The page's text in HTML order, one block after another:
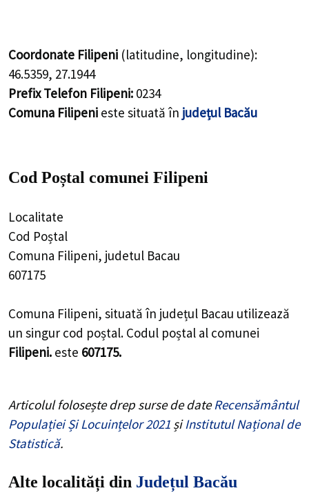
Coordonate Filipeni (latitudine, longitudine):
46.5359, 27.1944
Prefix Telefon Filipeni: 0234
Comuna Filipeni este situată în județul Bacău
Cod Poștal comunei Filipeni
Localitate
Cod Poștal
Comuna Filipeni, judetul Bacau
607175
Comuna Filipeni, situată în județul Bacau utilizează
un singur cod poștal. Codul poștal al comunei
Filipeni. este 607175.
Articolul folosește drep surse de dateRecensământul
Populației Și Locuințelor 2021 șiInstitutul Național de
Statistică.
Alte localități din Județul Bacău